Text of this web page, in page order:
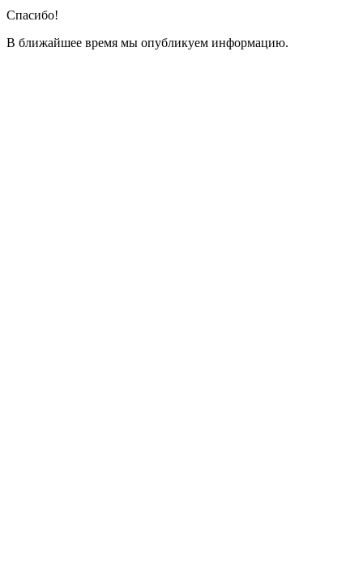
Спасибо!
В ближайшее время мы опубликуем информацию.